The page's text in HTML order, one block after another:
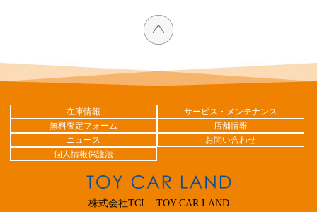
在庫情報
サービス・メンテナンス
無料査定フォーム
店舗情報
ニュース
お問い合わせ
個人情報保護法
株式会社TCL TOY CAR LAND